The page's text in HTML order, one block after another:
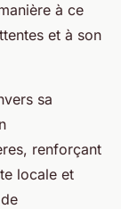
à ce
et à son
sa
renforçant
locale et